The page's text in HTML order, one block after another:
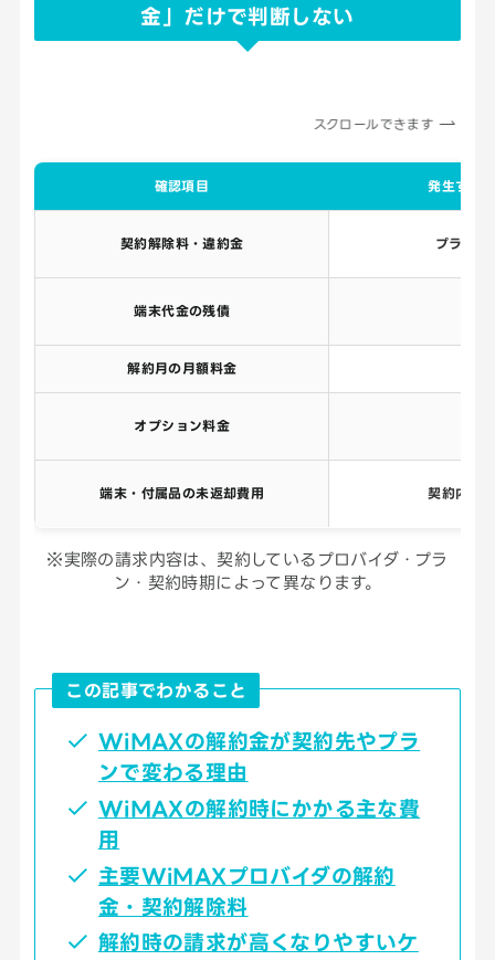
金」だけで判断しない
スクロールできます
確認項目 発生する
契約解除料・違約金 プランに
端末代金の残債
解約月の月額料金
オプション料金
端末・付属品の未返却費用 契約内容
※実際の請求内容は、契約しているプロバイダ・プラ
ン・契約時期によって異なります。
この記事でわかること
WiMAXの解約金が契約先やプラ
ンで変わる理由
WiMAXの解約時にかかる主な費
用
主要WiMAXプロバイダの解約
金・契約解除料
解約時の請求が高くなりやすいケ